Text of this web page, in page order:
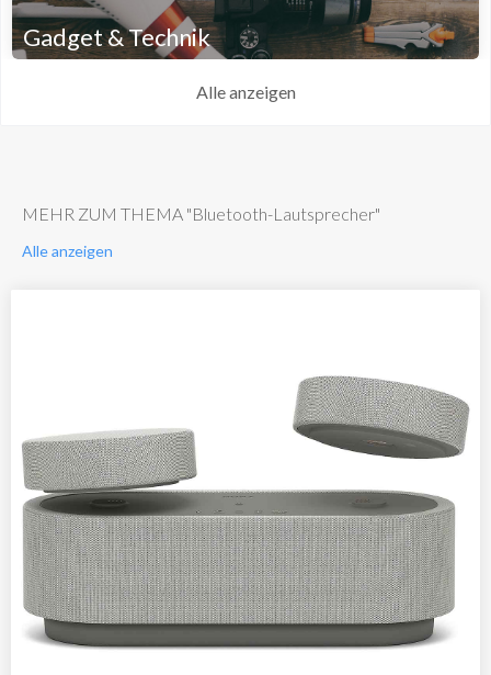
Gadget & Technik
Alle anzeigen
MEHR ZUM THEMA "Bluetooth-Lautsprecher"
Alle anzeigen